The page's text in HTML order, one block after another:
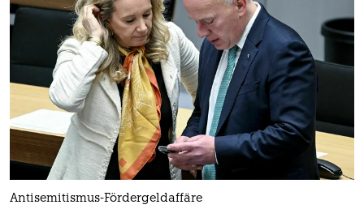
Antisemitismus-Fördergeldaffäre